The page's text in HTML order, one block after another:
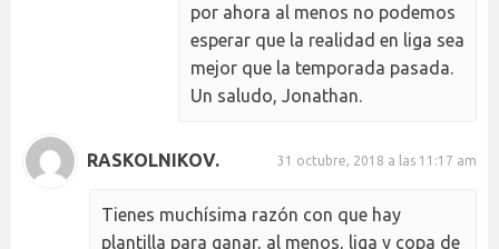
por ahora al menos no podemos
esperar que la realidad en liga sea
mejor que la temporada pasada.
Un saludo, Jonathan.
RASKOLNIKOV. 31 octubre, 2018 a las 11:17 am
Tienes muchísima razón con que hay
plantilla para ganar, al menos, liga y copa de